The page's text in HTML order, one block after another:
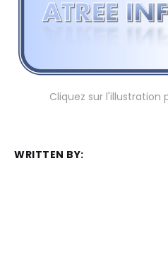
Cliquez sur l'illustration
WRITTEN BY: